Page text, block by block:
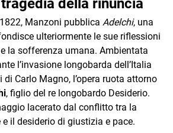
della rinuncia
Manzoni pubblica Adelchi, una
ulteriormente le sue riflessioni
la sofferenza umana. Ambientata
l’invasione longobarda dell’Italia
di Carlo Magno, l’opera ruota attorno
, figlio del re longobardo Desiderio.
lacerato dal conflitto tra la
il desiderio di giustizia e pace.